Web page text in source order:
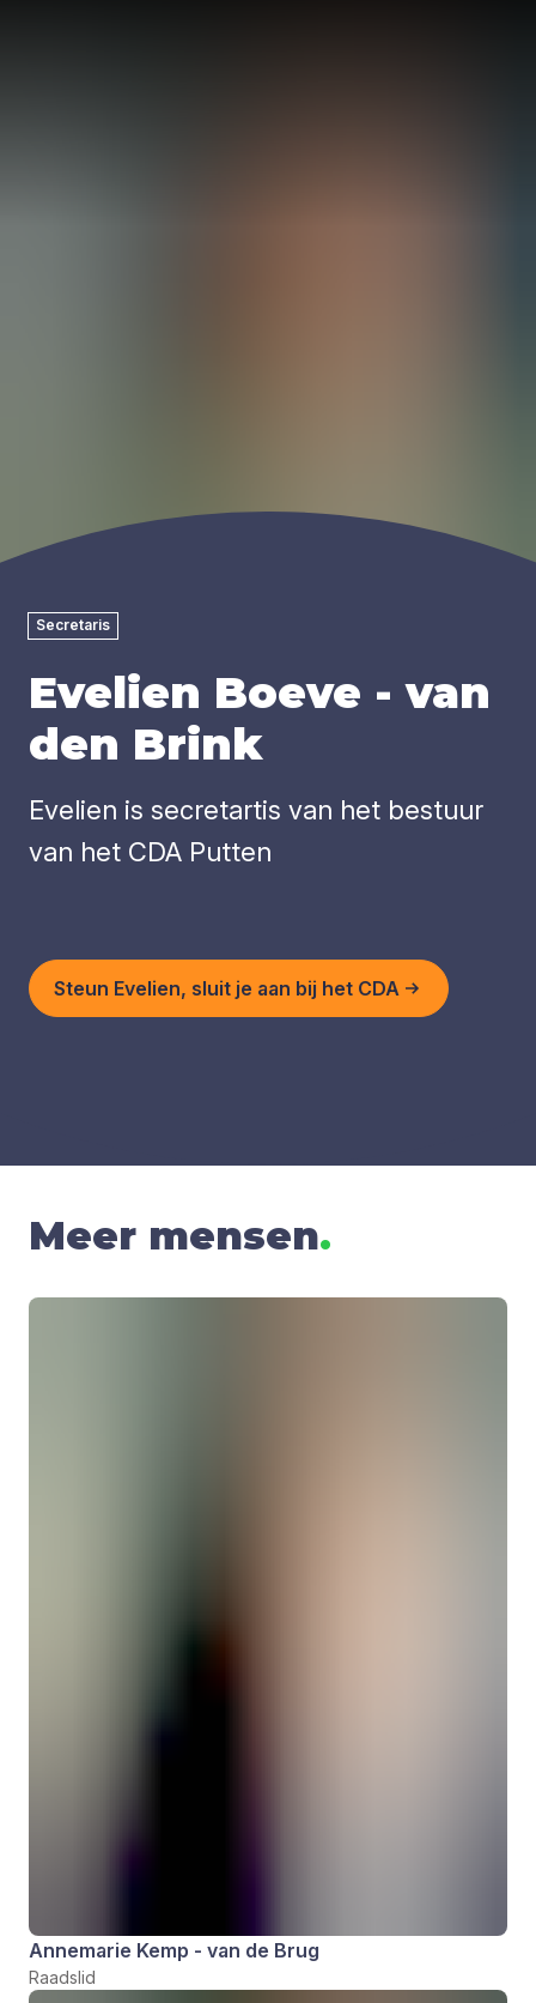
Secretaris
Evelien Boeve - van
den Brink
Evelien is secretartis van het bestuur
van het CDA Putten
Steun Evelien, sluit je aan bij het CDA
Meer mensen.
Annemarie Kemp - van de Brug
Raadslid